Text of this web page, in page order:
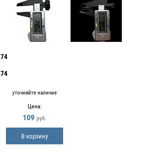
уточняйте наличие
Цена:
109 руб.
В корзину